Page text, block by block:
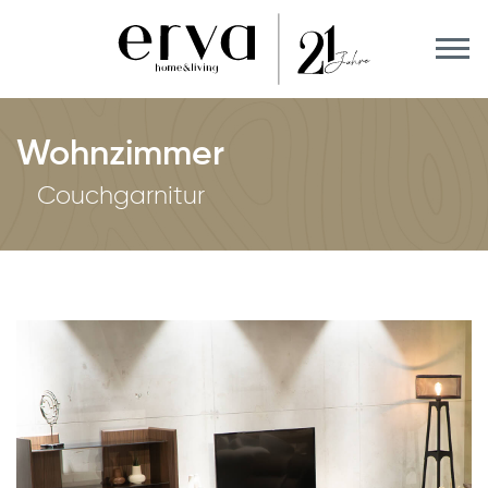
Wohnzimmer
Couchgarnitur